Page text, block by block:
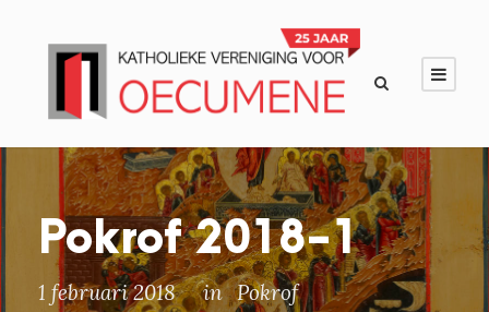
Pokrof 2018-1
1 februari 2018 in Pokrof